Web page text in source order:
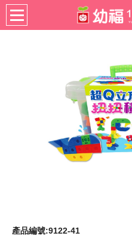
熱
手指
書籍分齡 適用年齡 4-6歲
產品編號:9122-41